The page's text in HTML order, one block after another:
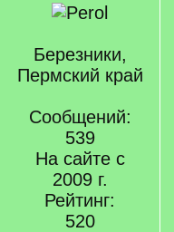
Березники,
Пермский край
Сообщений:
539
На сайте с
2009 г.
Рейтинг:
520